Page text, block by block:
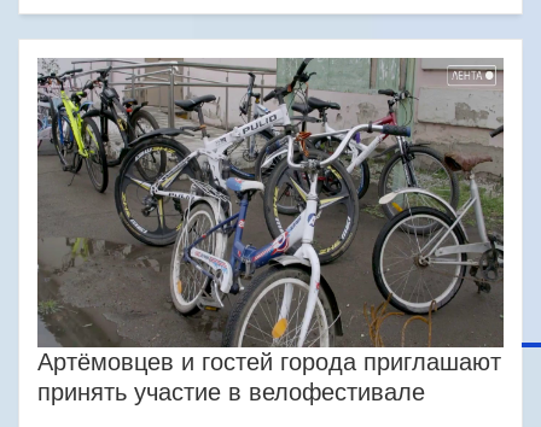
Артёмовцев и гостей города приглашают
принять участие в велофестивале